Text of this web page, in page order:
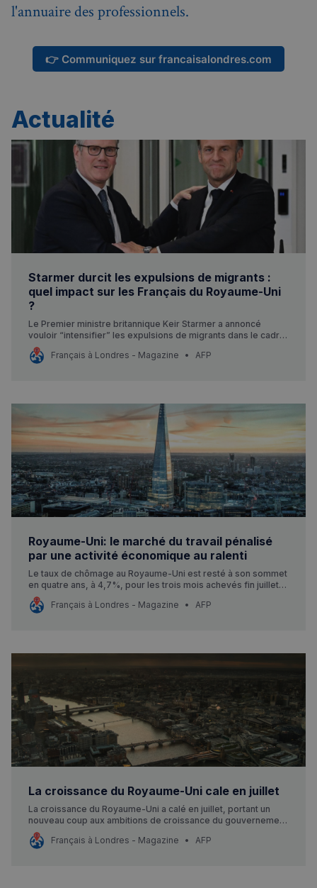
RECHERCHES POPULAIRES
Annuaire des professionnels
Visites guidées
Événements à venir
l'annuaire des professionnels.
👉 Communiquez sur francaisalondres.com
Actualité
Starmer durcit les expulsions de migrants :
quel impact sur les Français du Royaume-Uni
?
Le Premier ministre britannique Keir Starmer a annoncé
vouloir “intensifier” les expulsions de migrants dans le cadre
de l’accord signé avec la France. Une politique qui soulève
des questions sur le statut des expatriés européens post-
Français à Londres - Magazine AFP
Royaume-Uni: le marché du travail pénalisé
par une activité économique au ralenti
Le taux de chômage au Royaume-Uni est resté à son sommet
en quatre ans, à 4,7%, pour les trois mois achevés fin juillet,
dans un marché du travail pénalisé par une économie au
ralenti, selon les chiffres de l’Office national des statistiques
Français à Londres - Magazine AFP
La croissance du Royaume-Uni cale en juillet
La croissance du Royaume-Uni a calé en juillet, portant un
nouveau coup aux ambitions de croissance du gouvernement
travailliste à quelques mois de la très attendue présentation
du budget.Français à Londres - Magazine AFP